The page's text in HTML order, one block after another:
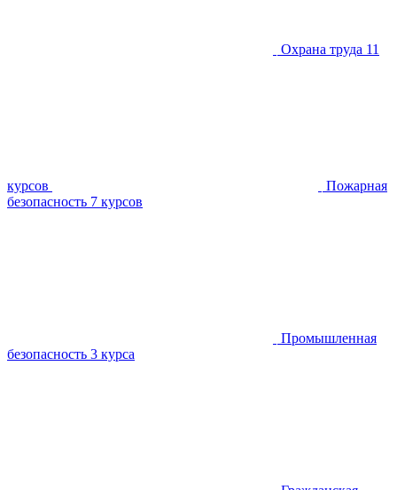
Охрана труда 11
курсов
Пожарная
безопасность 7 курсов
Промышленная
безопасность 3 курса